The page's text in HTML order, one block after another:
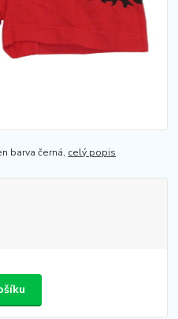
barva černá, celý popis